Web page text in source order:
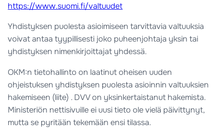
https://www.suomi.fi/valtuudet
Yhdistyksen puolesta asioimiseen tarvittavia valtuuksia
voivat antaa tyypillisesti joko puheenjohtaja yksin tai
yhdistyksen nimenkirjoittajat yhdessä.
OKM:n tietohallinto on laatinut oheisen uuden
ohjeistuksen yhdistyksen puolesta asioinnin valtuuksien
hakemiseen (liite) . DVV on yksinkertaistanut hakemista.
Ministeriön nettisivuille ei uusi tieto ole vielä päivittynyt,
mutta se pyritään tekemään ensi tilassa.